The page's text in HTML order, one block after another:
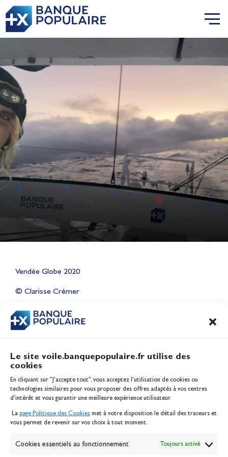
Le site voile.banquepopulaire.fr utilise des
cookies
En cliquant sur "J'accepte tout", vous acceptez l’utilisation de cookies ou
technologies similaires pour vous proposer des offres adaptés à vos centres
d’intérêt et vous garantir une meilleure expérience utilisateur.
La page Politique des Cookies met à votre disposition le détail des traceurs et
vous permet de revenir sur vos choix à tout moment.
Cookies essentiels au fonctionnement Toujours activé
Vendée Globe 2020
© Clarisse Crémer
CONTENU
Beach, sur le plan d'eau des
Jeux Olympiques 2028
Inscription serveur média
Contact
Politique des cookies
Banque de la voile